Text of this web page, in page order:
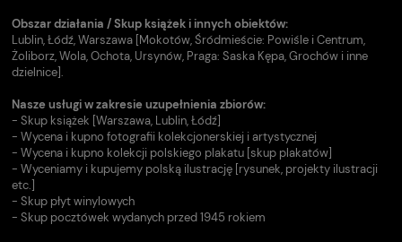
Obszar działania / Skup książek i innych obiektów:
Lublin, Łódź, Warszawa [Mokotów, Śródmieście: Powiśle i Centrum,
Żoliborz, Wola, Ochota, Ursynów, Praga: Saska Kępa, Grochów i inne
dzielnice].
Nasze usługi w zakresie uzupełnienia zbiorów:
- Skup książek [Warszawa, Lublin, Łódź]
- Wycena i kupno fotografii kolekcjonerskiej i artystycznej
- Wycena i kupno kolekcji polskiego plakatu [skup plakatów]
- Wyceniamy i kupujemy polską ilustrację [rysunek, projekty ilustracji
etc.]
- Skup płyt winylowych
- Skup pocztówek wydanych przed 1945 rokiem